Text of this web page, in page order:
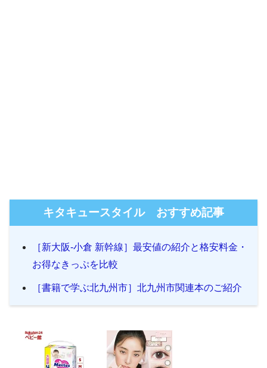
キタキュースタイル おすすめ記事
［新大阪-小倉 新幹線］最安値の紹介と格安料金・
お得なきっぷを比較
［書籍で学ぶ北九州市］北九州市関連本のご紹介